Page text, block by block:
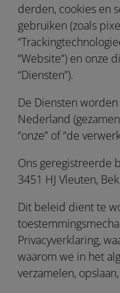
derden, cookies en
gebruiken (zoals
“
“Website”) en onze
“Diensten”).
De Diensten
Nederland
“onze” of “de
Ons geregistreerde
3451 HJ Vleuten,
Dit beleid dient te
Privacyverklaring,
waarom we in het
verzamelen,